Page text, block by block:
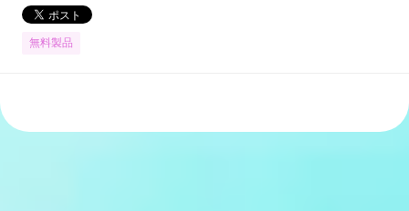
無料製品